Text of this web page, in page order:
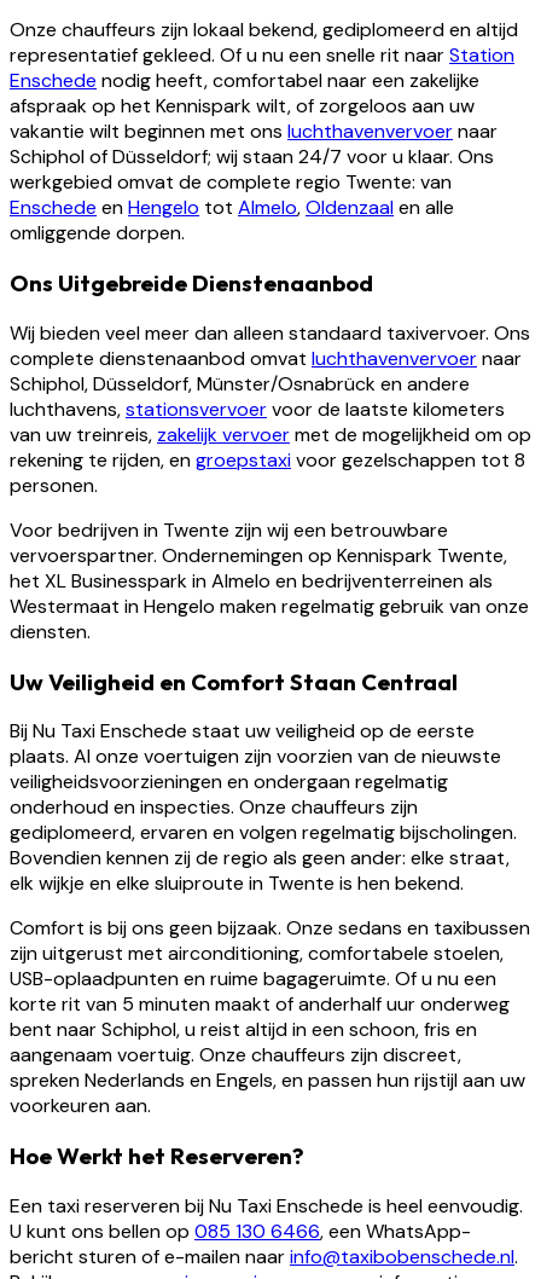
Onze chauffeurs zijn lokaal bekend, gediplomeerd en altijd
representatief gekleed. Of u nu een snelle rit naarStation
Enschede nodig heeft, comfortabel naar een zakelijke
afspraak op het Kennispark wilt, of zorgeloos aan uw
vakantie wilt beginnen met ons luchthavenvervoernaar
Schiphol of Düsseldorf; wij staan 24/7 voor u klaar. Ons
werkgebied omvat de complete regio Twente: van
Enschede enHengelo tot Almelo,Oldenzaalen alle
omliggende dorpen.
Ons Uitgebreide Dienstenaanbod
Wij bieden veel meer dan alleen standaard taxivervoer. Ons
complete dienstenaanbod omvat luchthavenvervoernaar
Schiphol, Düsseldorf, Münster/Osnabrück en andere
luchthavens,stationsvervoervoor de laatste kilometers
van uw treinreis, zakelijk vervoermet de mogelijkheid om op
rekening te rijden, engroepstaxivoor gezelschappen tot 8
personen.
Voor bedrijven in Twente zijn wij een betrouwbare
vervoerspartner. Ondernemingen op Kennispark Twente,
het XL Businesspark in Almelo en bedrijventerreinen als
Westermaat in Hengelo maken regelmatig gebruik van onze
diensten.
Uw Veiligheid en Comfort Staan Centraal
Bij Nu Taxi Enschede staat uw veiligheid op de eerste
plaats. Al onze voertuigen zijn voorzien van de nieuwste
veiligheidsvoorzieningen en ondergaan regelmatig
onderhoud en inspecties. Onze chauffeurs zijn
gediplomeerd, ervaren en volgen regelmatig bijscholingen.
Bovendien kennen zij de regio als geen ander: elke straat,
elk wijkje en elke sluiproute in Twente is hen bekend.
Comfort is bij ons geen bijzaak. Onze sedans en taxibussen
zijn uitgerust met airconditioning, comfortabele stoelen,
USB-oplaadpunten en ruime bagageruimte. Of u nu een
korte rit van 5 minuten maakt of anderhalf uur onderweg
bent naar Schiphol, u reist altijd in een schoon, fris en
aangenaam voertuig. Onze chauffeurs zijn discreet,
spreken Nederlands en Engels, en passen hun rijstijl aan uw
voorkeuren aan.
Hoe Werkt het Reserveren?
Een taxi reserveren bij Nu Taxi Enschede is heel eenvoudig.
U kunt ons bellen op 085 130 6466, een WhatsApp-
bericht sturen of e-mailen naarinfo@taxibobenschede.nl.